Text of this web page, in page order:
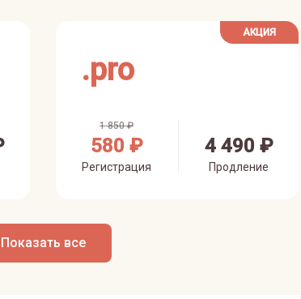
АКЦИЯ
.pro
1 850 ₽
580 ₽
Регистрация
4 490 ₽
Продление
Показать все